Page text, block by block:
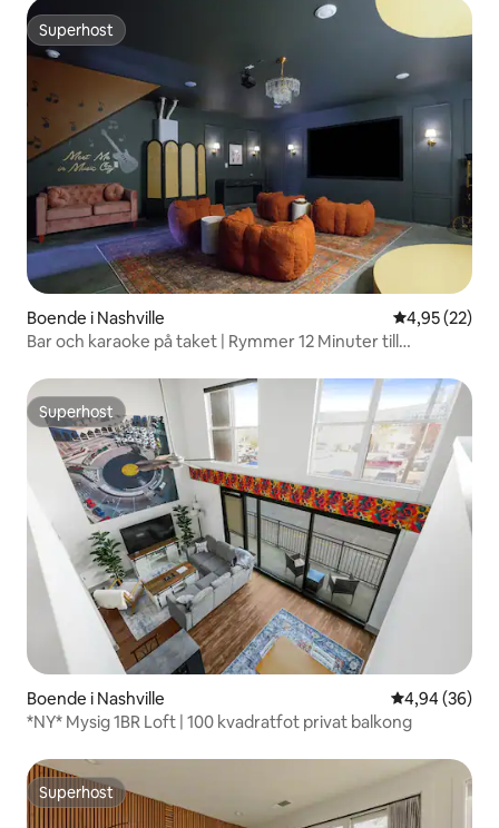
Superhost
Superhost
Boende i Nashville 4,95 av 5 i
4,95 (22)
Bar och karaoke på taket | Rymmer 12 Minuter till
Superhost
Superhost
Boende i Nashville 4,94 av 5 i
4,94 (36)
*NY* Mysig 1BR Loft | 100 kvadratfot privat balkong
Superhost
Superhost